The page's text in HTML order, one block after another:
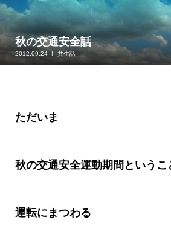
秋の交通安全話
2012.09.24 共生話
ただいま
秋の交通安全運動期間というこ
運転にまつわる